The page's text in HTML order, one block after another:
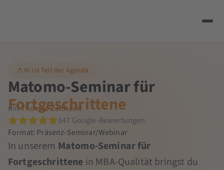
KI ist Teil der Agenda
Matomo-Seminar für
Fortgeschrittene
mitThomas Zeithaml
347 Google-Bewertungen
Format: Präsenz-Seminar/Webinar
In unserem Matomo-Seminar für
Fortgeschrittene in MBA-Qualität bringst du